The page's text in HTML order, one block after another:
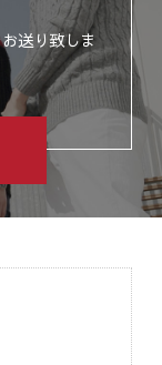
送り致しま